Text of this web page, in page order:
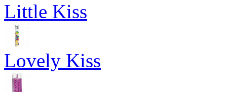
Little Kiss
Lovely Kiss